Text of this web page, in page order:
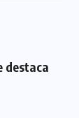
destaca